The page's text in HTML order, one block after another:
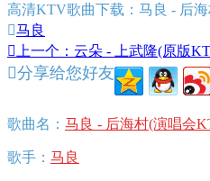
高清KTV歌曲下载：马良 - 后海
马良
 上一个：云朵 - 上武隆(原版
分享给您好友
歌曲名： 马良 - 后海村(演唱会
歌手： 马良